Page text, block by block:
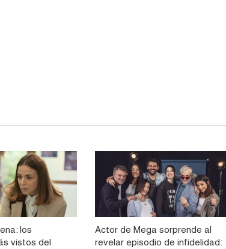
los
vistos del
Actor de Mega sorprende al
revelar episodio de infidelidad: